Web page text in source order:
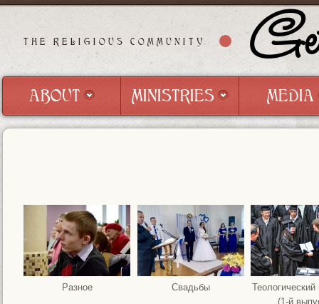
THE RELIGIOUS COMMUNITY
ABOUT
ABOUT MINISTRIES
MEDIA
MEDIA
Разное Свадьбы
Теологический
(1-й